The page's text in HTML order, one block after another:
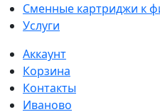
Сменные картриджи к
Услуги
Аккаунт
Корзина
Контакты
Иваново